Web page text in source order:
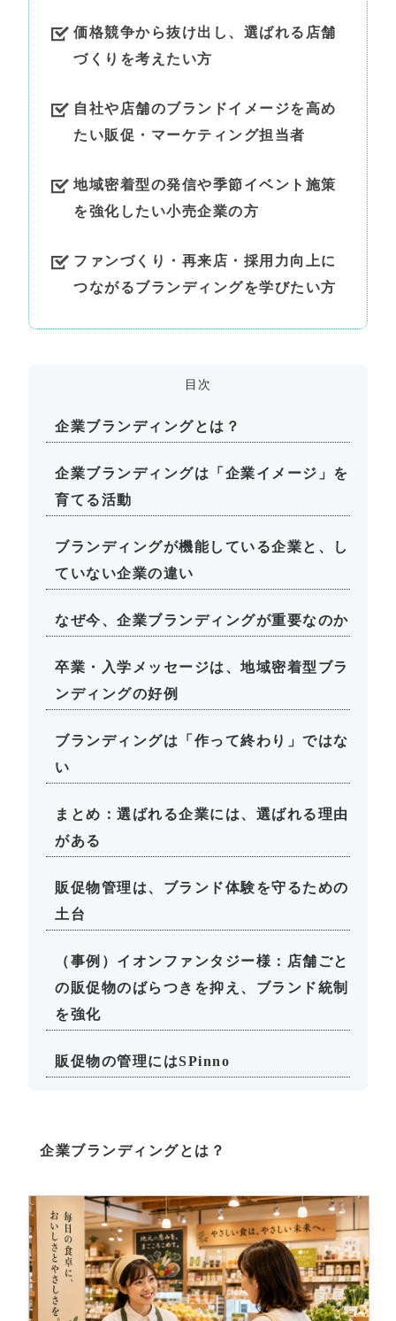
価格競争から抜け出し、選ばれる店舗
づくりを考えたい方
自社や店舗のブランドイメージを高め
たい販促・マーケティング担当者
地域密着型の発信や季節イベント施策
を強化したい小売企業の方
ファンづくり・再来店・採用力向上に
つながるブランディングを学びたい方
目次
企業ブランディングとは？
企業ブランディングは「企業イメージ」を
育てる活動
ブランディングが機能している企業と、し
ていない企業の違い
なぜ今、企業ブランディングが重要なのか
卒業・入学メッセージは、地域密着型ブラ
ンディングの好例
ブランディングは「作って終わり」ではな
い
まとめ：選ばれる企業には、選ばれる理由
がある
販促物管理は、ブランド体験を守るための
土台
（事例）イオンファンタジー様：店舗ごと
の販促物のばらつきを抑え、ブランド統制
を強化
販促物の管理にはSPinno
企業ブランディングとは？